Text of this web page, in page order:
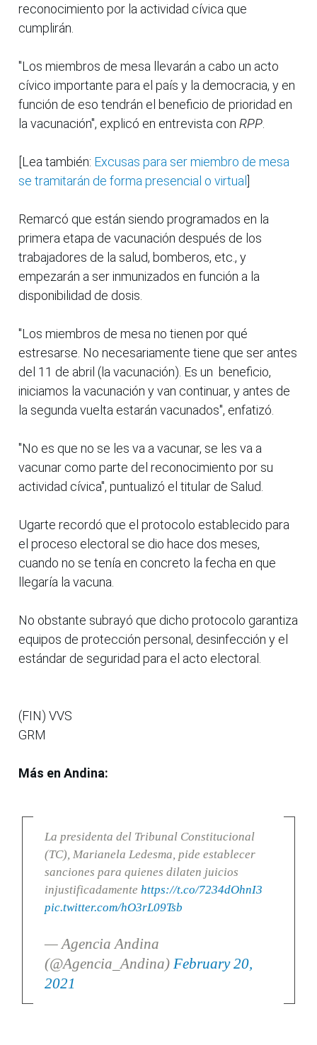
reconocimiento por la actividad cívica que
cumplirán.
"Los miembros de mesa llevarán a cabo un acto
cívico importante para el país y la democracia, y en
función de eso tendrán el beneficio de prioridad en
la vacunación", explicó en entrevista con RPP
[Lea también: Excusas para ser miembro de mesa
se tramitarán de forma presencial o virtual
Remarcó que están siendo programados en la
primera etapa de vacunación después de los
trabajadores de la salud, bomberos, etc., y
empezarán a ser inmunizados en función a la
disponibilidad de dosis.
"Los miembros de mesa no tienen por qué
estresarse. No necesariamente tiene que ser antes
del 11 de abril (la vacunación). Es un beneficio,
iniciamos la vacunación y van continuar, y antes de
la segunda vuelta estarán vacunados", enfatizó.
"No es que no se les va a vacunar, se les va a
vacunar como parte del reconocimiento por su
actividad cívica", puntualizó el titular de Salud.
Ugarte recordó que el protocolo establecido para
el proceso electoral se dio hace dos meses,
cuando no se tenía en concreto la fecha en que
llegaría la vacuna.
No obstante subrayó que dicho protocolo garantiza
equipos de protección personal, desinfección y el
estándar de seguridad para el acto electoral.
(FIN) VVS
GRM
Más en Andina:
La presidenta del Tribunal Constitucional
(TC), Marianela Ledesma, pide establecer
sanciones para quienes dilaten juicios
injustificadamente https://t.co/7234dOhnI3
pic.twitter.com/hO3rL09Tsb
— Agencia Andina
(@Agencia_Andina) February 20,
2021